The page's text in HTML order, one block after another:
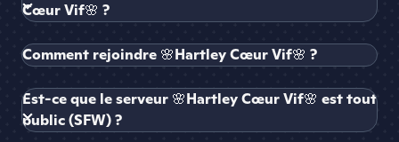
Cœur Vif🌸 ?
Comment rejoindre 🌸Hartley Cœur Vif🌸 ?
Est-ce que le serveur 🌸Hartley Cœur Vif🌸 est tout
public (SFW) ?